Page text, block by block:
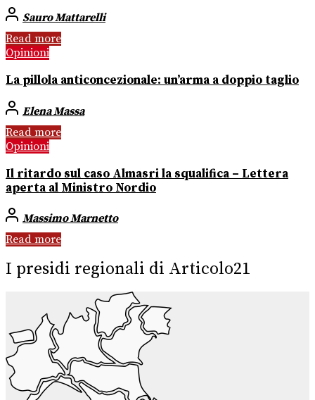
Sauro Mattarelli
Read more
Opinioni
La pillola anticoncezionale: un’arma a doppio taglio
Elena Massa
Read more
Opinioni
Il ritardo sul caso Almasri la squalifica – Lettera
aperta al Ministro Nordio
Massimo Marnetto
Read more
I presidi regionali di Articolo21